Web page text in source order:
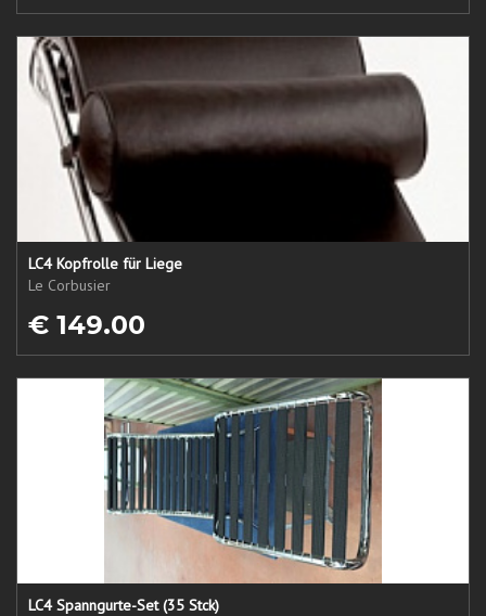
LC4 Kopfrolle für Liege
Le Corbusier
€ 149.00
LC4 Spanngurte-Set (35 Stck)